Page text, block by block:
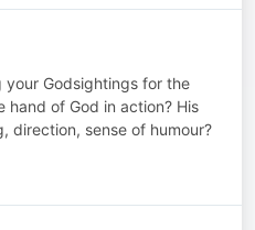
your Godsightings for the
hand of God in action? His
direction, sense of humour?